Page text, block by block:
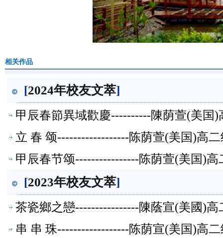
相关作品
[2024年校友文萃]
甲辰春節異域歡慶----------陳荫萱(美国
立 春 颂------------------陈荫萱(美国)高
甲辰春节颂----------------陈荫萱(美国)高
[2023年校友文萃]
茶瓷鄉之戀----------------陳蔭宣(美國)高
串 串 珠------------------陈荫宣(美国)高